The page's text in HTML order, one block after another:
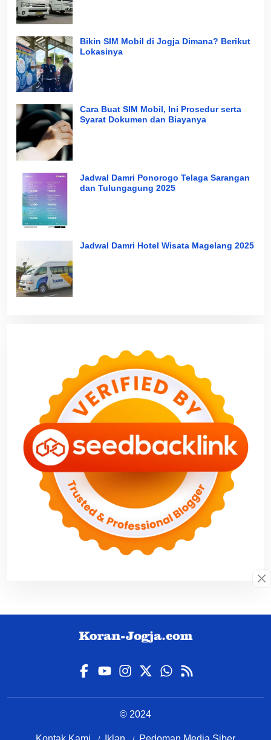
Bikin SIM Mobil di Jogja Dimana? Berikut
Lokasinya
Cara Buat SIM Mobil, Ini Prosedur serta
Syarat Dokumen dan Biayanya
Jadwal Damri Ponorogo Telaga Sarangan
dan Tulungagung 2025
Jadwal Damri Hotel Wisata Magelang 2025
© 2024